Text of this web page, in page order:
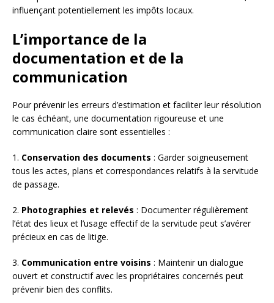
influençant potentiellement les impôts locaux.
L’importance de la
documentation et de la
communication
Pour prévenir les erreurs d’estimation et faciliter leur résolution
le cas échéant, une documentation rigoureuse et une
communication claire sont essentielles :
1. Conservation des documents : Garder soigneusement
tous les actes, plans et correspondances relatifs à la servitude
de passage.
2. Photographies et relevés : Documenter régulièrement
l’état des lieux et l’usage effectif de la servitude peut s’avérer
précieux en cas de litige.
3. Communication entre voisins : Maintenir un dialogue
ouvert et constructif avec les propriétaires concernés peut
prévenir bien des conflits.